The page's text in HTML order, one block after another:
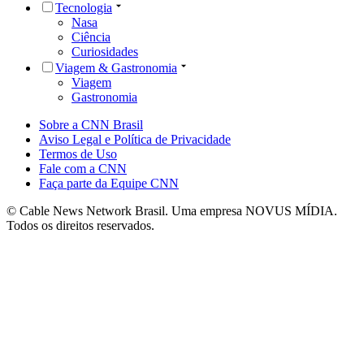
Tecnologia
Nasa
Ciência
Curiosidades
Viagem & Gastronomia
Viagem
Gastronomia
Sobre a CNN Brasil
Aviso Legal e Política de Privacidade
Termos de Uso
Fale com a CNN
Faça parte da Equipe CNN
© Cable News Network Brasil. Uma empresa NOVUS MÍDIA.
Todos os direitos reservados.